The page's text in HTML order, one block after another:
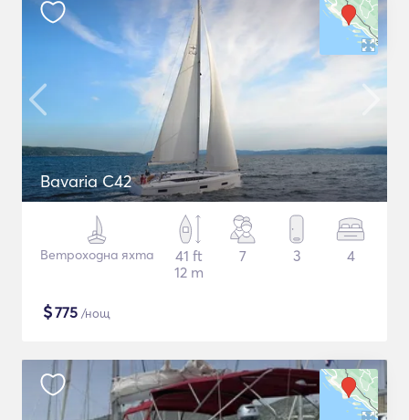
Bavaria C42
Ветроходна яхта
41 ft
12 m
7 3 4
$775 /нощ